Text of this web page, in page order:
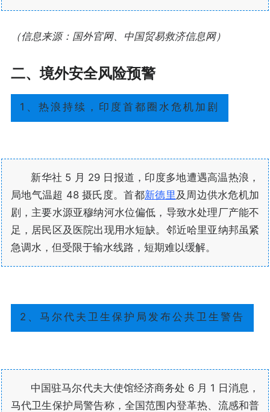
（信息来源：国外官网、中国贸易救济信息网）
二、境外安全风险预警
1、热浪持续，印度首都圈水危机加剧
新华社 5 月 29 日报道，印度多地遭遇高温热浪，
局地气温超 48 摄氏度。首都新德里及周边供水危机加
剧，主要水源亚穆纳河水位偏低，导致水处理厂产能不
足，居民区及医院出现用水短缺。邻近哈里亚纳邦虽紧
急调水，但受限于输水线路，短期难以缓解。
2、马尔代夫卫生保护局发布公共卫生警告
中国驻马尔代夫大使馆经济商务处 6 月 1 日消息，
马代卫生保护局警告称，全国范围内登革热、流感和普